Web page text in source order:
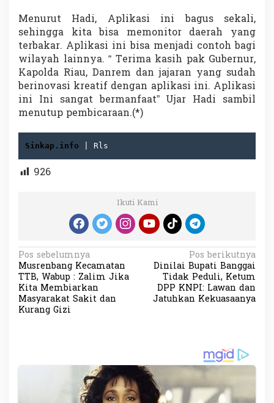
Menurut Hadi, Aplikasi ini bagus sekali,
sehingga kita bisa memonitor daerah yang
terbakar. Aplikasi ini bisa menjadi contoh bagi
wilayah lainnya. “ Terima kasih pak Gubernur,
Kapolda Riau, Danrem dan jajaran yang sudah
berinovasi kreatif dengan aplikasi ini. Aplikasi
ini Ini sangat bermanfaat” Ujar Hadi sambil
menutup pembicaraan.(*)
Sinkap.info | Rls
926
Ikuti Kami
N
a
v
i
Pos sebelumnya
Musrenbang Kecamatan
TTB, Wabup : Zalim Jika
Kita Membiarkan
Masyarakat Sakit dan
Kurang Gizi
Pos berikutnya
Dinilai Bupati Banggai
Tidak Peduli, Ketum
DPP KNPI: Lawan dan
Jatuhkan Kekuasaanya